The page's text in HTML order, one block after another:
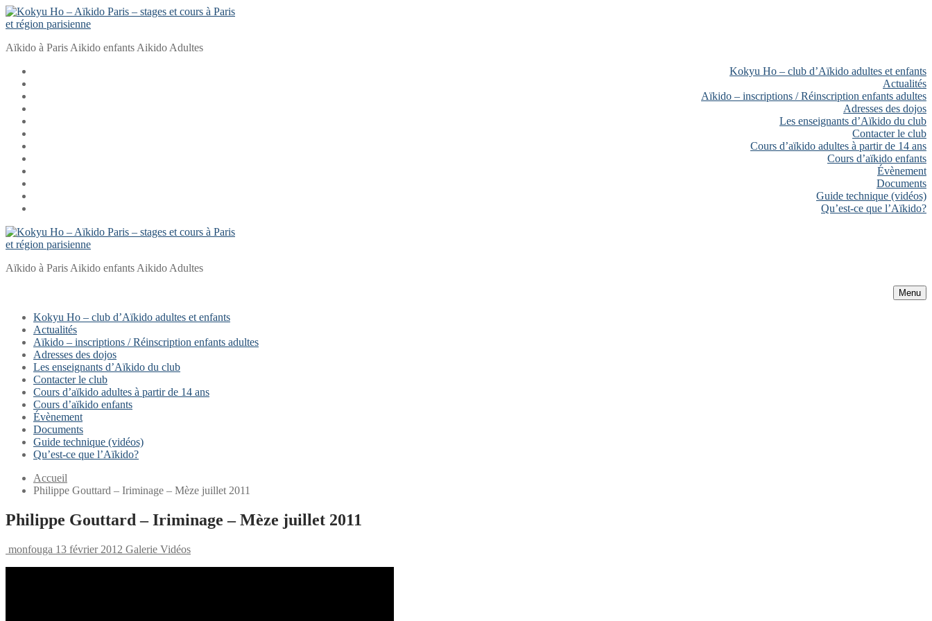
Aller
au
Menu
Fermer
Aïkido à Paris Aikido enfants Aikido Adultes
Kokyu Ho – club d’Aïkido adultes et enfants
Actualités
Aïkido – inscriptions / Réinscription enfants adultes
Adresses des dojos
Les enseignants d’Aïkido du club
Contacter le club
Cours d’aïkido adultes à partir de 14 ans
Cours d’aïkido enfants
Évènement
Documents
Guide technique (vidéos)
Qu’est-ce que l’Aïkido?
Aïkido à Paris Aikido enfants Aikido Adultes
Menu
Kokyu Ho – club d’Aïkido adultes et enfants
Actualités
Aïkido – inscriptions / Réinscription enfants adultes
Adresses des dojos
Les enseignants d’Aïkido du club
Contacter le club
Cours d’aïkido adultes à partir de 14 ans
Cours d’aïkido enfants
Évènement
Documents
Guide technique (vidéos)
Qu’est-ce que l’Aïkido?
Accueil
Philippe Gouttard – Iriminage – Mèze juillet 2011
Philippe Gouttard – Iriminage – Mèze juillet 2011
monfouga 13 février 2012 Galerie Vidéos